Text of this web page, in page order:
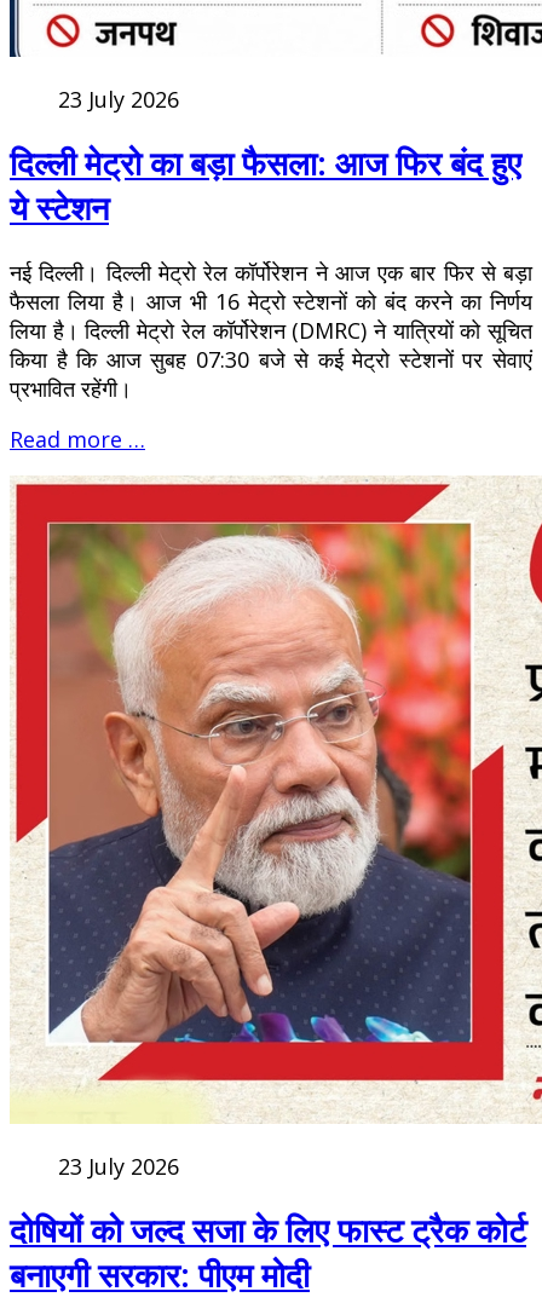
23 July 2026
दिल्ली मेट्रो का बड़ा फैसला: आज फिर बंद हुए
ये स्टेशन
नई दिल्ली। दिल्ली मेट्रो रेल कॉर्पोरेशन ने आज एक बार फिर से बड़ा
फैसला लिया है। आज भी 16 मेट्रो स्टेशनों को बंद करने का निर्णय
लिया है। दिल्ली मेट्रो रेल कॉर्पोरेशन (DMRC) ने यात्रियों को सूचित
किया है कि आज सुबह 07:30 बजे से कई मेट्रो स्टेशनों पर सेवाएं
प्रभावित रहेंगी।
Read more …
23 July 2026
दोषियों को जल्द सजा के लिए फास्ट ट्रैक कोर्ट
बनाएगी सरकार: पीएम मोदी